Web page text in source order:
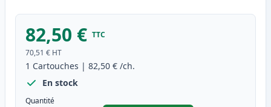
82,50 € TTC
70,51 € HT
1 Cartouches | 82,50 € /ch.
En stock
Quantité